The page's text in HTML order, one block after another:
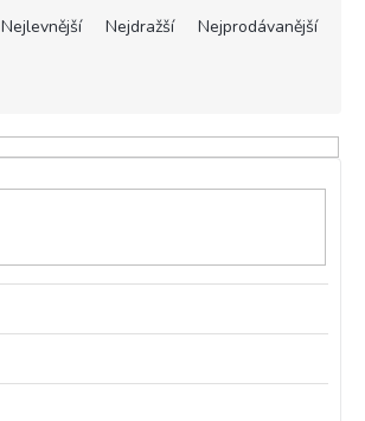
Nejlevnější Nejdražší Nejprodávanější